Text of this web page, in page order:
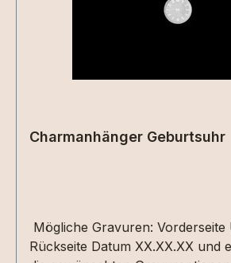
Charmanhänger Geburtsuhr
Mögliche Gravuren: Vorderseite
Rückseite Datum XX.XX.XX und